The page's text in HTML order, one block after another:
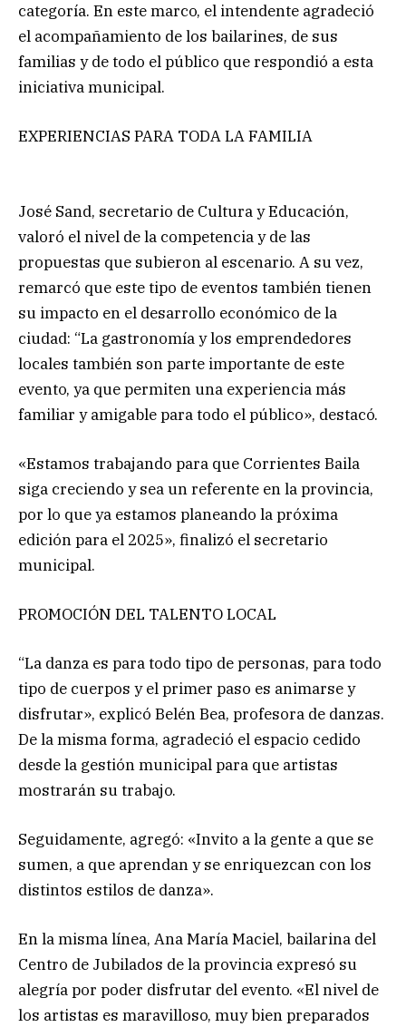
categoría. En este marco, el intendente agradeció
el acompañamiento de los bailarines, de sus
familias y de todo el público que respondió a esta
iniciativa municipal.
EXPERIENCIAS PARA TODA LA FAMILIA
José Sand, secretario de Cultura y Educación,
valoró el nivel de la competencia y de las
propuestas que subieron al escenario. A su vez,
remarcó que este tipo de eventos también tienen
su impacto en el desarrollo económico de la
ciudad: “La gastronomía y los emprendedores
locales también son parte importante de este
evento, ya que permiten una experiencia más
familiar y amigable para todo el público», destacó.
«Estamos trabajando para que Corrientes Baila
siga creciendo y sea un referente en la provincia,
por lo que ya estamos planeando la próxima
edición para el 2025», finalizó el secretario
municipal.
PROMOCIÓN DEL TALENTO LOCAL
“La danza es para todo tipo de personas, para todo
tipo de cuerpos y el primer paso es animarse y
disfrutar», explicó Belén Bea, profesora de danzas.
De la misma forma, agradeció el espacio cedido
desde la gestión municipal para que artistas
mostrarán su trabajo.
Seguidamente, agregó: «Invito a la gente a que se
sumen, a que aprendan y se enriquezcan con los
distintos estilos de danza».
En la misma línea, Ana María Maciel, bailarina del
Centro de Jubilados de la provincia expresó su
alegría por poder disfrutar del evento. «El nivel de
los artistas es maravilloso, muy bien preparados